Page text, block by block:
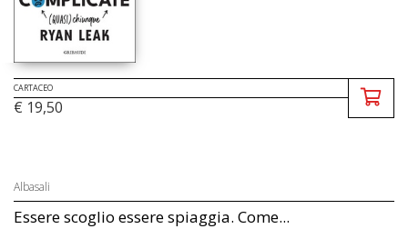
CARTACEO
€ 19,50
Albasali
Essere scoglio essere spiaggia. Come...